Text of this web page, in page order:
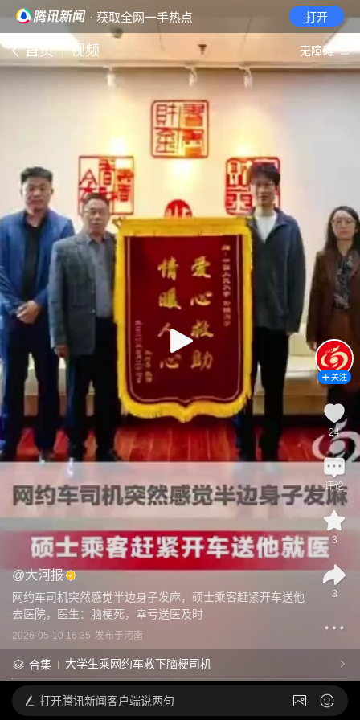
· 获取全网一手热点 打开
首页 视频 无障碍
@大河报
网约车司机突然感觉半边身子发麻，硕士乘客赶紧开车送他
去医院，医生：脑梗死，幸亏送医及时
2026-05-10 16:35 发布于河南
合集 大学生乘网约车救下脑梗司机
关注
24
评论
3
3
打开腾讯新闻客户端说两句